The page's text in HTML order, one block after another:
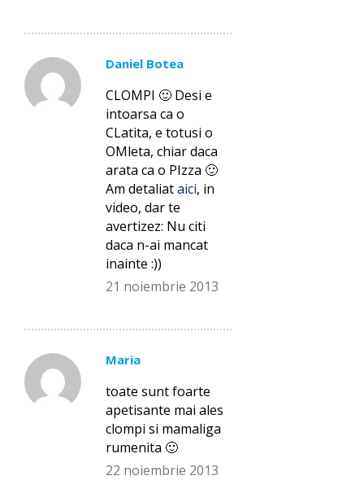
Daniel Botea
CLOMPI 🙂 Desi e
intoarsa ca o
CLatita, e totusi o
OMleta, chiar daca
arata ca o PIzza 🙂
Am detaliataici, in
video, dar te
avertizez: Nu citi
daca n-ai mancat
inainte :))
21 noiembrie 2013
Maria
toate sunt foarte
apetisante mai ales
clompi si mamaliga
rumenita 🙂
22 noiembrie 2013